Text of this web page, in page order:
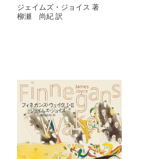
ジェイムズ・ジョイス 著
柳瀬 尚紀 訳